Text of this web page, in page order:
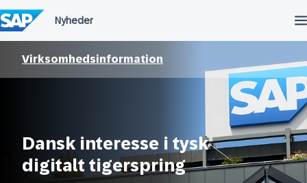
til
indholdet
Virksomhedsinformation
Dansk interesse i tysk
digitalt tigerspring